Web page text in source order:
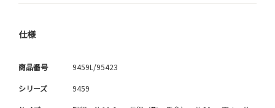
仕様
商品番号 9459L/95423
シリーズ 9459